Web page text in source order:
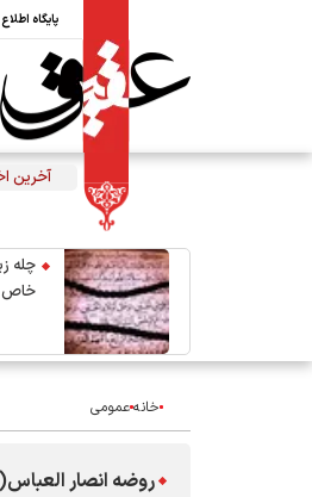
پایگاه
آخرین
خاص
خانهعمومی
روضه انصار العباس(ع)/